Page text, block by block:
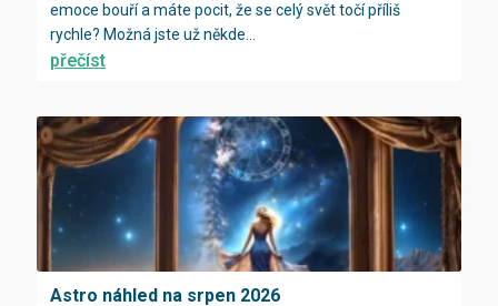
emoce bouří a máte pocit, že se celý svět točí příliš
rychle? Možná jste už někde...
přečíst
Astro náhled na srpen 2026